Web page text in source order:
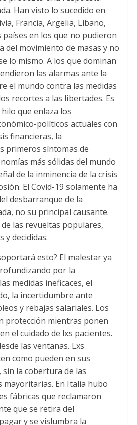
Han visto lo sucedido en
Francia, Argelia, Líbano,
en los que no pudieron
del movimiento de masas y no
lo mismo. A los que dominan
las alarmas ante la
el mundo contra las medidas
recortes a las libertades. Es
que enlaza los
políticos actuales con
financieras, la
primeros síntomas de
más sólidas del mundo
de la inminencia de la crisis
El Covid-19 solamente ha
desbarranque de la
no su principal causante.
las revueltas populares,
y decididas.
esto? El malestar ya
por la
medidas ineficaces, el
la incertidumbre ante
y rebajas salariales. Los
protección mientras ponen
el cuidado de lxs pacientes.
las ventanas. Lxs
como pueden en sus
la cobertura de las
mayoritarias. En Italia hubo
fábricas que reclamaron
que se retira del
y se vislumbra la